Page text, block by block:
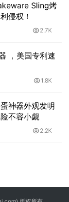
Sling烤
侵权！
2.7K
，美国专利速
1.8K
神器外观发明
不容小觑
2.2K